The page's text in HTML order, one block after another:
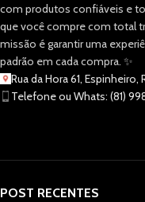
com produtos confiáveis e
que você compre com total
missão é garantir uma
padrão em cada compra. ✨
Rua da Hora 61, Espinheiro,
Telefone ou Whats: (81)
POST RECENTES